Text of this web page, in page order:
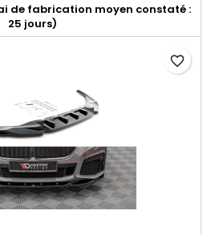
de fabrication moyen constaté :
25 jours)
favorite_border